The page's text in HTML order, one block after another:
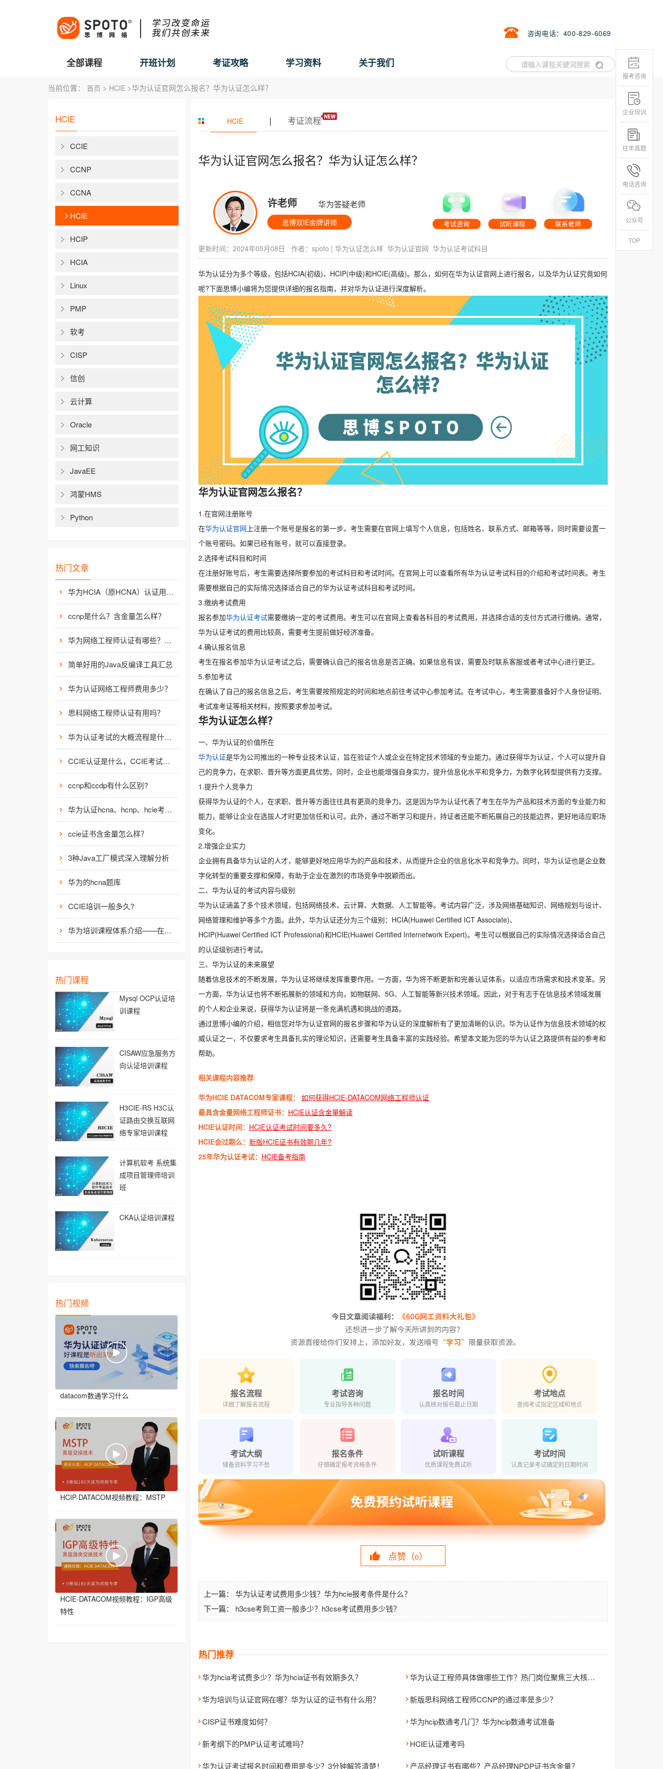
咨询电话：400-829-6069
全部课程 开班计划 考证攻略 学习资料 关于我们
当前位置： 首页 > HCIE >华为认证官网怎么报名？华为认证怎么样？
HCIE
CCIE
CCNP
CCNA
HCIE
HCIP
HCIA
Linux
PMP
软考
CISP
信创
云计算
Oracle
网工知识
JavaEE
鸿蒙HMS
Python
热门文章
华为HCIA（原HCNA）认证用处大吗？
ccnp是什么？含金量怎么样？
华为网络工程师认证有哪些？值不值得考？
简单好用的Java反编译工具汇总
华为认证网络工程师费用多少？
思科网络工程师认证有用吗？
华为认证考试的大概流程是什么样的？
CCIE认证是什么，CCIE考试认证考试指南
ccnp和ccdp有什么区别?
华为认证hcna、hcnp、hcie考试费用
ccie证书含金量怎么样？
3种Java工厂模式深入理解分析
华为的hcna题库
CCIE培训一般多久?
华为培训课程体系介绍——在线学习平台
热门课程
Mysql OCP认证培
训课程
CISAW应急服务方
向认证培训课程
H3CIE-RS H3C认
证路由交换互联网
络专家培训课程
计算机软考 系统集
成项目管理师培训
班
CKA认证培训课程
热门视频
datacom数通学习什么
HCIP-DATACOM视频教程：MSTP
HCIE-DATACOM视频教程：IGP高级
特性
HCIE | 考证流程
华为认证官网怎么报名？华为认证怎么样？
许老师 华为答疑老师
思博双IE金牌讲师
更新时间：2024年05月08日 作者： spoto | 华为认证怎么样 华为认证官网 华为认证考试科目
华为认证分为多个等级，包括HCIA(初级)、HCIP(中级)和HCIE(高级)。那么，如何在华为认证官网上进行报名，以及华为认证究竟如何
呢?下面思博小编将为您提供详细的报名指南，并对华为认证进行深度解析。
华为认证官网怎么报名？
1.在官网注册账号
在华为认证官网 上注册一个账号是报名的第一步，考生需要在官网上填写个人信息，包括姓名、联系方式、邮箱等等，同时需要设置一
个账号密码。如果已经有账号，就可以直接登录。
2.选择考试科目和时间
在注册好账号后，考生需要选择所要参加的考试科目和考试时间。在官网上可以查看所有华为认证考试科目的介绍和考试时间表。考生
需要根据自己的实际情况选择适合自己的华为认证考试科目和考试时间。
3.缴纳考试费用
报名参加华为认证考试需要缴纳一定的考试费用。考生可以在官网上查看各科目的考试费用，并选择合适的支付方式进行缴纳。通常，
华为认证考试的费用比较高，需要考生提前做好经济准备。
4.确认报名信息
考生在报名参加华为认证考试之后，需要确认自己的报名信息是否正确。如果信息有误，需要及时联系客服或者考试中心进行更正。
5.参加考试
在确认了自己的报名信息之后，考生需要按照规定的时间和地点前往考试中心参加考试。在考试中心，考生需要准备好个人身份证明、
考试准考证等相关材料，按照要求参加考试。
华为认证怎么样？
一、华为认证的价值所在
华为认证是华为公司推出的一种专业技术认证，旨在验证个人或企业在特定技术领域的专业能力。通过获得华为认证，个人可以提升自
己的竞争力，在求职、晋升等方面更具优势。同时，企业也能增强自身实力，提升信息化水平和竞争力，为数字化转型提供有力支撑。
1.提升个人竞争力
获得华为认证的个人，在求职、晋升等方面往往具有更高的竞争力。这是因为华为认证代表了考生在华为产品和技术方面的专业能力和
能力，能够让企业在选拔人才时更加信任和认可。此外，通过不断学习和提升，持证者还能不断拓展自己的技能边界，更好地适应职场
变化。
2.增强企业实力
企业拥有具备华为认证的人才，能够更好地应用华为的产品和技术，从而提升企业的信息化水平和竞争力。同时，华为认证也是企业数
字化转型的重要支撑和保障，有助于企业在激烈的市场竞争中脱颖而出。
二、华为认证的考试内容与级别
华为认证涵盖了多个技术领域，包括网络技术、云计算、大数据、人工智能等。考试内容广泛，涉及网络基础知识、网络规划与设计、
网络管理和维护等多个方面。此外，华为认证还分为三个级别：HCIA(Huawei Certified ICT Associate)、
HCIP(Huawei Certified ICT Professional)和HCIE(Huawei Certified Internetwork Expert)。考生可以根据自己的实际情况选择适合自己
的认证级别进行考试。
三、华为认证的未来展望
随着信息技术的不断发展，华为认证将继续发挥重要作用。一方面，华为将不断更新和完善认证体系，以适应市场需求和技术变革。另
一方面，华为认证也将不断拓展新的领域和方向，如物联网、5G、人工智能等新兴技术领域。因此，对于有志于在信息技术领域发展
的个人和企业来说，获得华为认证将是一条充满机遇和挑战的道路。
通过思博小编的介绍，相信您对华为认证官网的报名步骤和华为认证的深度解析有了更加清晰的认识。华为认证作为信息技术领域的权
威认证之一，不仅要求考生具备扎实的理论知识，还需要考生具备丰富的实践经验。希望本文能为您的华为认证之路提供有益的参考和
帮助。
相关课程内容推荐
华为HCIE DATACOM专家课程：
如何获得HCIE-DATACOM网络工程师认证
最具含金量网络工程师证书： HCIE认证含金量解读
HCIE认证时间： HCIE认证考试时间要多久?
HCIE会过期么： 新版HCIE证书有效期几年?
25年华为认证考试： HCIE备考指南
报名流程
详细了解报名流程
考试咨询
专业指导各种问题
报名时间
认真核对报名截止日期
考试地点
查阅考试指定区域和地点
考试大纲
储备资料学习不愁
报名条件
仔细确定报考资格条件
试听课程
优质课程免费试听
考试时间
认真记录考试确定的日期时间
点赞（0）
上一篇： 华为认证考试费用多少钱？华为hcie报考条件是什么？
下一篇： h3cse考到工资一般多少？h3cse考试费用多少钱？
热门推荐
华为hcia考试费多少？华为hcia证书有效期多久？ 华为认证工程师具体做哪些工作？热门岗位聚焦三大核心赛道
华为培训与认证官网在哪？华为认证的证书有什么用？ 新版思科网络工程师CCNP的通过率是多少？
CISP证书难度如何？ 华为hcip数通考几门？华为hcip数通考试准备
新考纲下的PMP认证考试难吗？ HCIE认证难考吗
华为认证考试报名时间和费用是多少？3分钟解答清楚！ 产品经理证书有哪些？产品经理NPDP证书含金量？
报考咨询
企业培训
往年真题
电话咨询
公众号
TOP